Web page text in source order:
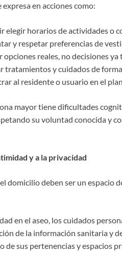
expresa en acciones como:
elegir horarios de actividades o
y respetar preferencias de
opciones reales, no decisiones ya
tratamientos y cuidados de
al residente o usuario en el
mayor tiene dificultades
su voluntad conocida y
y a la privacidad
domicilio deben ser un espacio
en el aseo, los cuidados
de la información sanitaria y
de sus pertenencias y espacios